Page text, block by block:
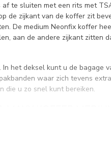
af te sluiten met een rits met
de zijkant van de koffer zit
De medium Neonfix koffer
aan de andere zijkant zitten
het deksel kunt u de bagage
waar zich tevens
die u zo snel kunt bereiken.